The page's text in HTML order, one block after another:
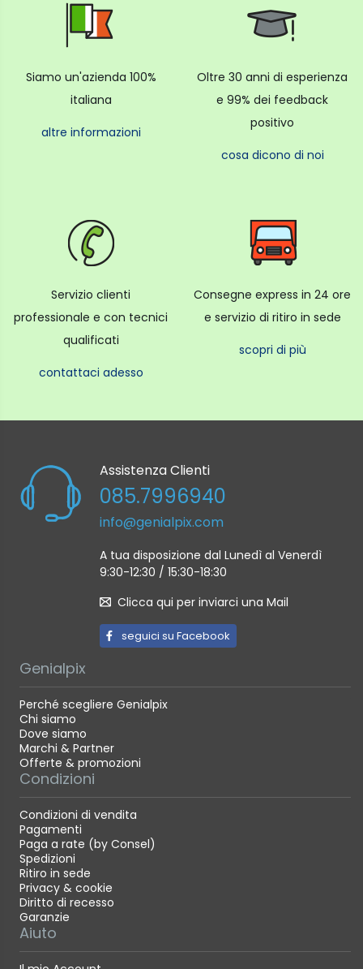
Siamo un'azienda 100%
italiana
altre informazioni
Oltre 30 anni di esperienza
e 99% dei feedback
positivo
cosa dicono di noi
Servizio clienti
professionale e con tecnici
qualificati
contattaci adesso
Consegne express in 24 ore
e servizio di ritiro in sede
scopri di più
Assistenza Clienti
085.7996940
info@genialpix.com
A tua disposizione dal Lunedì al Venerdì
9:30-12:30 / 15:30-18:30
Clicca qui per inviarci una Mail
seguici su Facebook
Genialpix
Perché scegliere Genialpix
Chi siamo
Dove siamo
Marchi & Partner
Offerte & promozioni
Condizioni
Condizioni di vendita
Pagamenti
Paga a rate (by Consel)
Spedizioni
Ritiro in sede
Privacy & cookie
Diritto di recesso
Garanzie
Aiuto